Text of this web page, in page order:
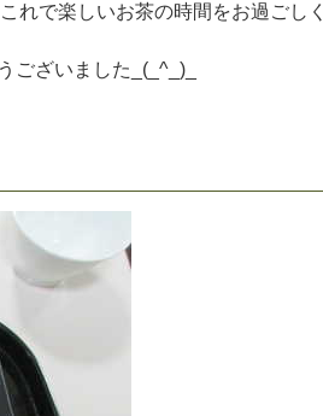
こ れで楽 しいお茶の時間 をお過 ごし く
う ござい ま した ( ^ )